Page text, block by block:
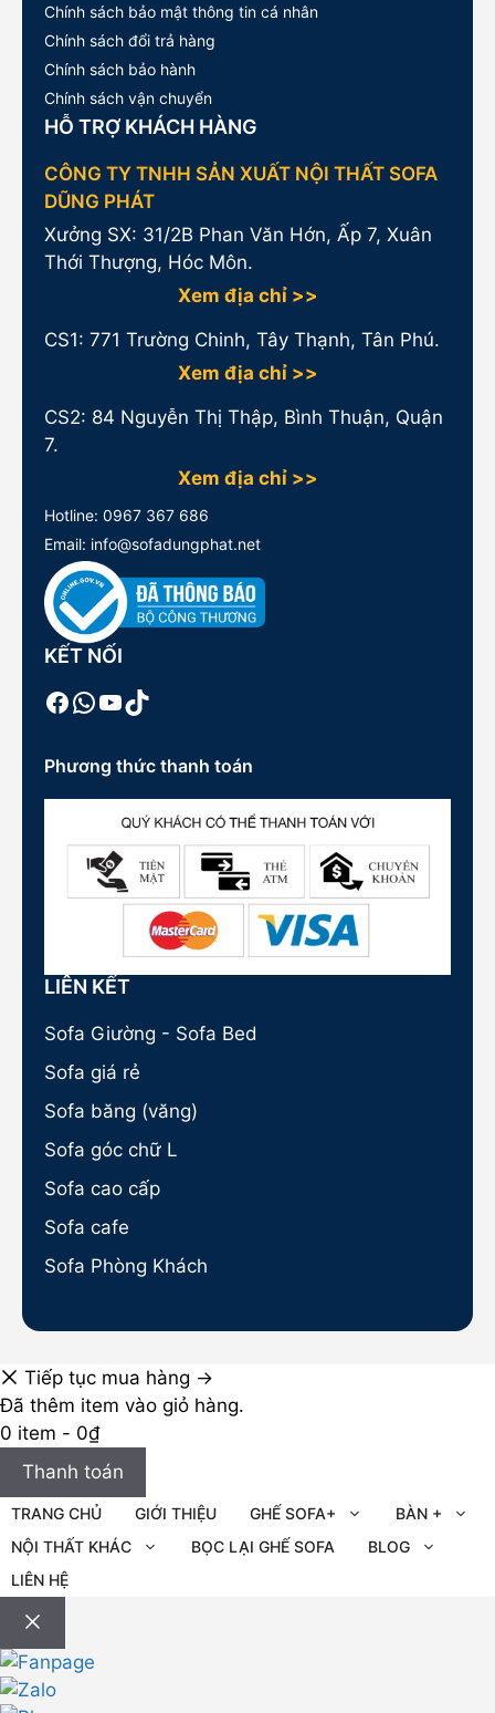
Chính sách bảo mật thông tin cá nhân
Chính sách đổi trả hàng
Chính sách bảo hành
Chính sách vận chuyển
HỖ TRỢ KHÁCH HÀNG
CÔNG TY TNHH SẢN XUẤT NỘI THẤT SOFA
DŨNG PHÁT
Xưởng SX: 31/2B Phan Văn Hớn, Ấp 7, Xuân
Thới Thượng, Hóc Môn.
Xem địa chỉ >>
CS1: 771 Trường Chinh, Tây Thạnh, Tân Phú.
Xem địa chỉ >>
CS2: 84 Nguyễn Thị Thập, Bình Thuận, Quận
7.
Xem địa chỉ >>
Hotline: 0967 367 686
Email: info@sofadungphat.net
KẾT NỐI
Facebook
WhatsApp
Youtube
TikTok
Phương thức thanh toán
LIÊN KẾT
Sofa Giường - Sofa Bed
Sofa giá rẻ
Sofa băng (văng)
Sofa góc chữ L
Sofa cao cấp
Sofa cafe
Sofa Phòng Khách
Tiếp tục mua hàng →
Đã thêm item vào giỏ hàng.
0 item - 0₫
Thanh toán
TRANG CHỦ GIỚI THIỆU GHẾ SOFA+
BÀN +
NỘI THẤT KHÁC
BỌC LẠI GHẾ SOFA
BLOG
LIÊN HỆ
Đóng